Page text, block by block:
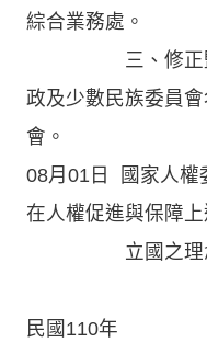
綜合業務處。
三、修正監察
政及少數民族委員
會。
08月01日 國家人權
在人權促進與保障
立國之理
民國110年